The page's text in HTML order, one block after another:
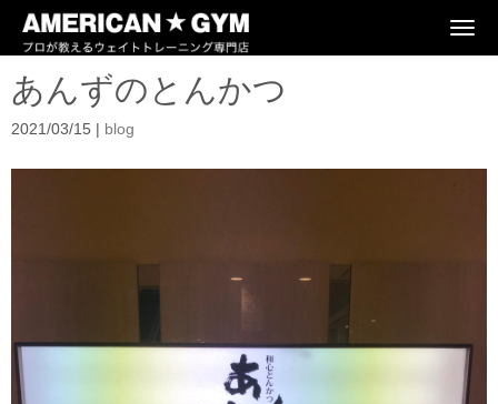
N
o
あんずのとんかつ
2021/03/15 | blog